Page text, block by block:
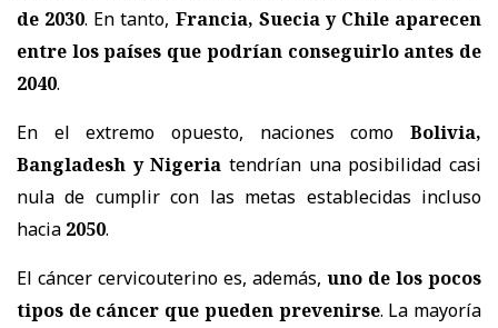
de 2030. En tanto, Francia, Suecia y Chile aparecen
entre los países que podrían conseguirlo antes de
2040.
En el extremo opuesto, naciones como Bolivia,
Bangladesh y Nigeria tendrían una posibilidad casi
nula de cumplir con las metas establecidas incluso
hacia 2050.
El cáncer cervicouterino es, además, uno de los pocos
tipos de cáncer que pueden prevenirse. La mayoría